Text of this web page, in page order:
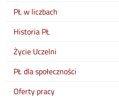
PŁ w liczbach
Historia PŁ
Życie Uczelni
PŁ dla społeczności
Oferty pracy